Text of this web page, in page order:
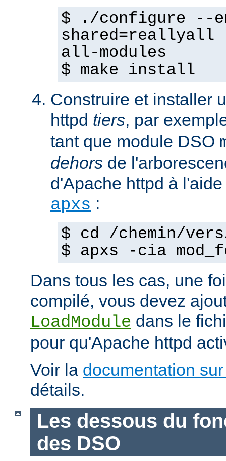
$ ./configure --
shared=reallyall
all-modules
$ make install
Construire et installer
httpd tiers, par
tant que module DSO
dehors de
d'Apache httpd à
apxs :
$ cd /chemin/
$ apxs -cia
Dans tous les cas, une
compilé, vous devez
LoadModule dans le
pour qu'Apache httpd
Voir la documentation
détails.
Les dessous du
des DSO